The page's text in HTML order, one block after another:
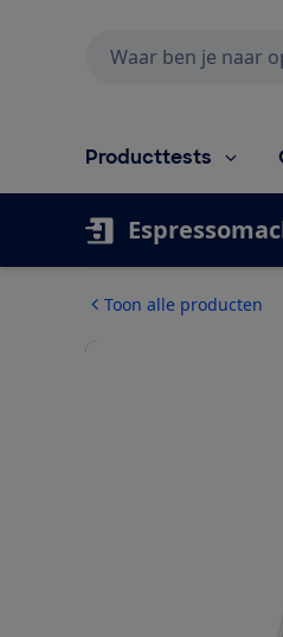
Producttests
Toon alle producten